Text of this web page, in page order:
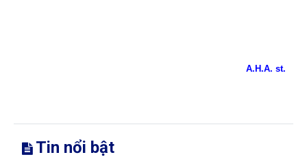
A.H.A. st.
Tin nổi bật